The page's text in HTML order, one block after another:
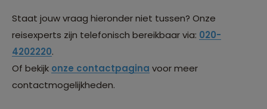
Staat jouw vraag hieronder niet tussen? Onze
reisexperts zijn telefonisch bereikbaar via: 020-
4202220.
Of bekijk onze contactpagina voor meer
contactmogelijkheden.